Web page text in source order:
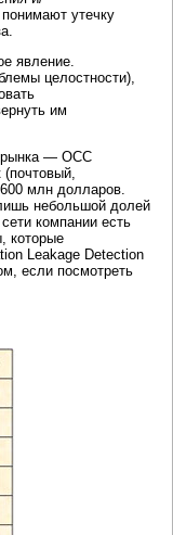
утечку
явление.
целостности),
им
рынка — OCC
млн долларов.
небольшой долей
компании есть
которые
Leakage Detection
если посмотреть